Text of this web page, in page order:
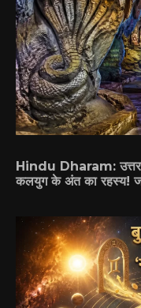
Hindu Dharam:
कलयुग के अंत का रहस्य!